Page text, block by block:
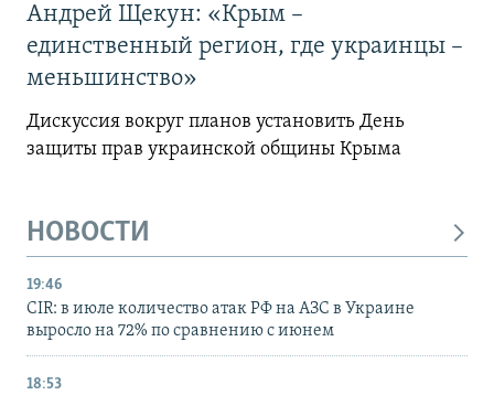
Андрей Щекун: «Крым –
единственный регион, где украинцы –
меньшинство»
Дискуссия вокруг планов установить День
защиты прав украинской общины Крыма
НОВОСТИ
19:46
CIR: в июле количество атак РФ на АЗС в Украине
выросло на 72% по сравнению с июнем
18:53